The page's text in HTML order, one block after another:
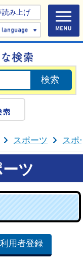
読み上げ
Select
スポーツ スポ
ツ
利用者登録